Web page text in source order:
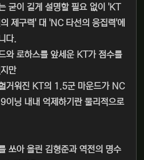
굳이 길게 설명할 필요 없이 'KT
제구력' 대 'NC 타선의 응집력'에
다.
와 로하스를 앞세운 KT가 점수를
만
거워진 KT의 1.5군 마운드가 NC
이닝 내내 억제하기란 물리적으로
쏘아 올린 김형준과 역전의 명수